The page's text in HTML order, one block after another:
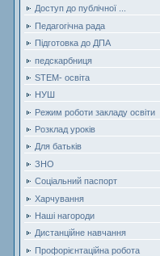
Доступ до публічної ...
Педагогічна рада
Підготовка до ДПА
педскарбниця
STEM- освіта
НУШ
Режим роботи закладу освіти
Розклад уроків
Для батьків
ЗНО
Соціальний паспорт
Харчування
Наші нагороди
Дистанційне навчання
Профорієнтаційна робота